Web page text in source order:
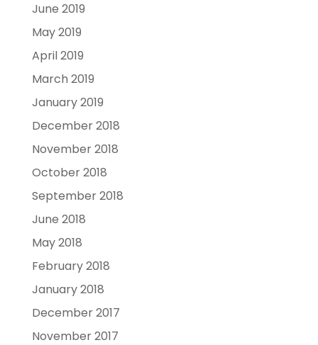
June 2019
May 2019
April 2019
March 2019
January 2019
December 2018
November 2018
October 2018
September 2018
June 2018
May 2018
February 2018
January 2018
December 2017
November 2017